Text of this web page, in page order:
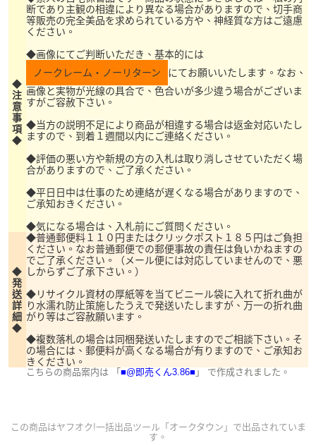
◆
注
意
事
項
◆
断であり主観の相違により異なる場合がありますので、切手商
等販売の完全美品を求められている方や、神経質な方はご遠慮
ください。
◆画像にてご判断いただき、基本的には
ノークレーム・ノーリターン
にてお願いいたします。なお、
画像と実物が光線の具合で、色合いが多少違う場合がございま
すがご容赦下さい。
◆当方の説明不足により商品が相違する場合は返金対応いたし
ますので、到着１週間以内にご連絡ください。
◆評価の悪い方や新規の方の入札は取り消しさせていただく場
合がありますので、ご了承ください。
◆平日日中は仕事のため連絡が遅くなる場合がありますので、
ご承知おきください。
◆気になる場合は、入札前にご質問ください。
◆
発
送
詳
細
◆
◆普通郵便料１１０円またはクリックポスト１８５円はご負担
ください。なお普通郵便での郵便事故の責任は負いかねますの
でご了承ください。（メール便には対応していませんので、悪
しからずご了承下さい。）
◆リサイクル資材の厚紙等を当てビニール袋に入れて折れ曲が
り水濡れ防止策施したうえで発送いたしますが、万一の折れ曲
がり等はご容赦願います。
◆複数落札の場合は同梱発送いたしますのでご相談下さい。そ
の場合には、郵便料が高くなる場合が有りますので、ご承知お
きください。
こちらの商品案内は 「 ■@即売くん3.86■ 」 で作成されました。
この商品はヤフオク!一括出品ツール「オークタウン」 で出品されていま
す。